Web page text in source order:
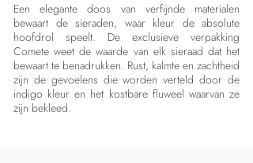
Een elegante doos van verfijnde materialen
bewaart de sieraden, waar kleur de absolute
hoofdrol speelt. De exclusieve verpakking
Comete weet de waarde van elk sieraad dat het
bewaart te benadrukken. Rust, kalmte en zachtheid
zijn de gevoelens die worden verteld door de
indigo kleur en het kostbare fluweel waarvan ze
zijn bekleed.